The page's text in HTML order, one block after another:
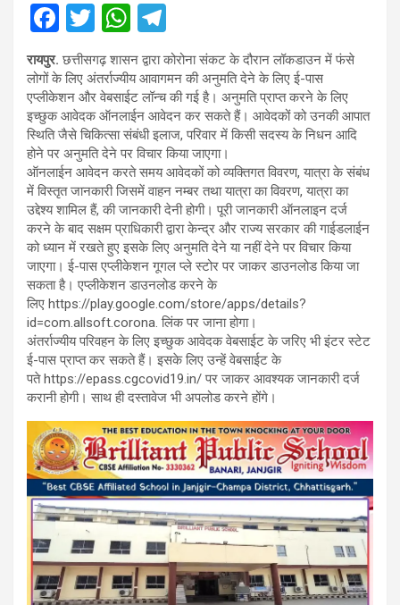
F
a
ce
b
o
o
k
T
wi
tt
er
W
h
at
s
A
p
p
el
e
gr
a
m
रायपुर. छत्तीसगढ़ शासन द्वारा कोरोना संकट के दौरान लॉकडाउन में फंसे
लोगों के लिए अंतर्राज्यीय आवागमन की अनुमति देने के लिए ई-पास
एप्लीकेशन और वेबसाईट लॉन्च की गई है। अनुमति प्राप्त करने के लिए
इच्छुक आवेदक ऑनलाईन आवेदन कर सकते हैं। आवेदकों को उनकी आपात
स्थिति जैसे चिकित्सा संबंधी इलाज, परिवार में किसी सदस्य के निधन आदि
होने पर अनुमति देने पर विचार किया जाएगा।
ऑनलाईन आवेदन करते समय आवेदकों को व्यक्तिगत विवरण, यात्रा के संबंध
में विस्तृत जानकारी जिसमें वाहन नम्बर तथा यात्रा का विवरण, यात्रा का
उद्देश्य शामिल हैं, की जानकारी देनी होगी। पूरी जानकारी ऑनलाइन दर्ज
करने के बाद सक्षम प्राधिकारी द्वारा केन्द्र और राज्य सरकार की गाईडलाईन
को ध्यान में रखते हुए इसके लिए अनुमति देने या नहीं देने पर विचार किया
जाएगा। ई-पास एप्लीकेशन गूगल प्ले स्टोर पर जाकर डाउनलोड किया जा
सकता है। एप्लीकेशन डाउनलोड करने के
लिए https://play.google.com/store/apps/details?
id=com.allsoft.corona. लिंक पर जाना होगा।
अंतर्राज्यीय परिवहन के लिए इच्छुक आवेदक वेबसाईट के जरिए भी इंटर स्टेट
ई-पास प्राप्त कर सकते हैं। इसके लिए उन्हें वेबसाईट के
पते https://epass.cgcovid19.in/ पर जाकर आवश्यक जानकारी दर्ज
करानी होगी। साथ ही दस्तावेज भी अपलोड करने होंगे।